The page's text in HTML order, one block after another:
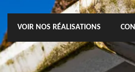
VOIR NOS RÉALISATIONS